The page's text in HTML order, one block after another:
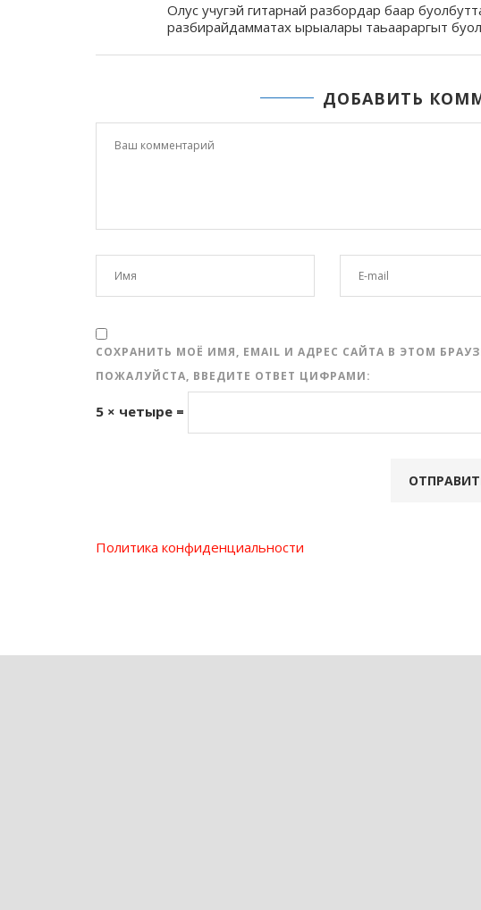
Олус учугэй гитарнай разбордар баар
разбирайдамматах ырыалары таьаараргыт
ДОБАВИТЬ
СОХРАНИТЬ МОЁ ИМЯ, EMAIL И АДРЕС САЙТА В ЭТОМ
ПОЖАЛУЙСТА, ВВЕДИТЕ ОТВЕТ ЦИФРАМИ:
5 × четыре =
Политика конфиденциальности